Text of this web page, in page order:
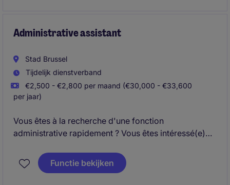
Administrative assistant
Stad Brussel
Tijdelijk dienstverband
€2,500 - €2,800 per maand (€30,000 - €33,600
per jaar)
Vous êtes à la recherche d'une fonction
administrative rapidement ? Vous êtes intéressé(e)
se prolonger ? Vous aimez le contact clientèle, et les
tâches administratives ?
Functie bekijken